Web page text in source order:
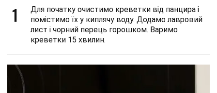
1
Для початку очистимо креветки від панцира і
помістимо їх у киплячу воду. Додамо лавровий
лист і чорний перець горошком. Варимо
креветки 15 хвилин.